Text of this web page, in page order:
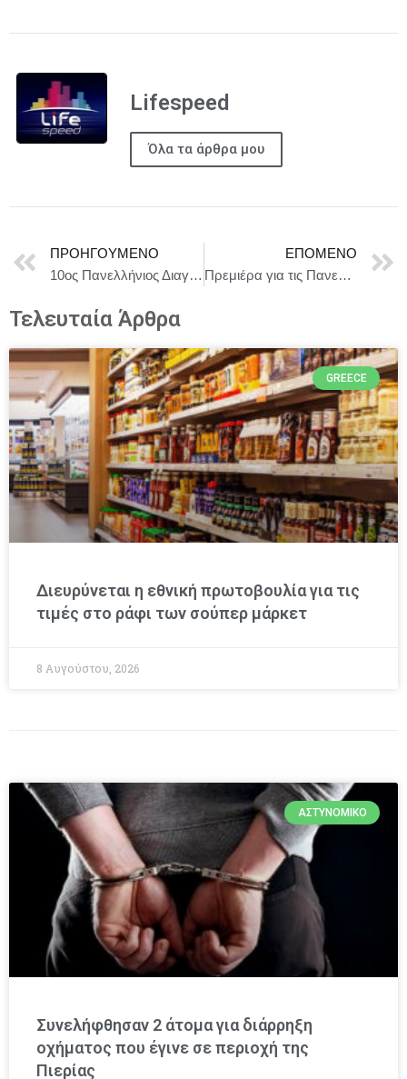
Lifespeed
Όλα τα άρθρα μου
ΠΡΟΗΓΟΎΜΕΝΟ
10ος Πανελλήνιος Διαγωνισμός Συγγραφής Θεατρικού Έργου
ΕΠΌΜΕΝΟ
Πρεμιέρα για τις Πανελλαδικές Εξετάσεις για τους υποψηφίους των Γενικών Λυκείων
Τελευταία Άρθρα
GREECE
Διευρύνεται η εθνική πρωτοβουλία για τις
τιμές στο ράφι των σούπερ μάρκετ
8 Αυγούστου, 2026
ΑΣΤΥΝΟΜΙΚΌ
Συνελήφθησαν 2 άτομα για διάρρηξη
οχήματος που έγινε σε περιοχή της
Πιερίας